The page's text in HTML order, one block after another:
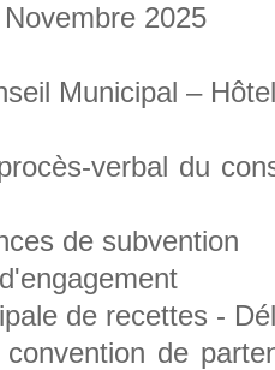
2025
Municipal –
verbal du
de subvention
de recettes -
de